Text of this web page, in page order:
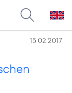
15.02.2017